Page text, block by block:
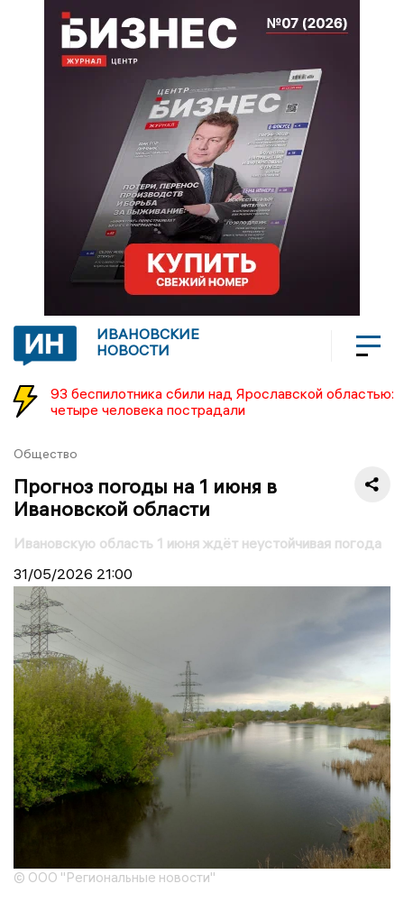
ИВАНОВСКИЕ
НОВОСТИ
93 беспилотника сбили над Ярославской областью:
четыре человека пострадали
Общество
Прогноз погоды на 1 июня в
Ивановской области
Ивановскую область 1 июня ждёт неустойчивая погода
31/05/2026 21:00
© ООО "Региональные новости"